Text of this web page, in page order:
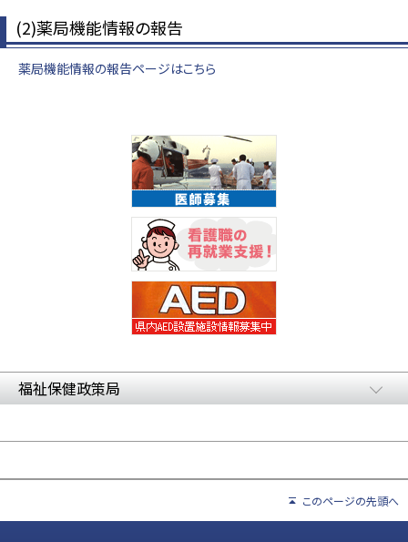
(2)薬局機能情報の報告
薬局機能情報の報告ページはこちら
福祉保健政策局
このページの先頭へ